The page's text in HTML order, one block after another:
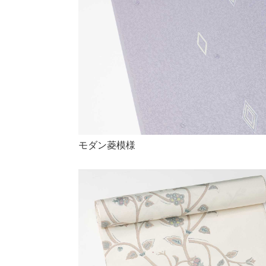
モダン菱模様